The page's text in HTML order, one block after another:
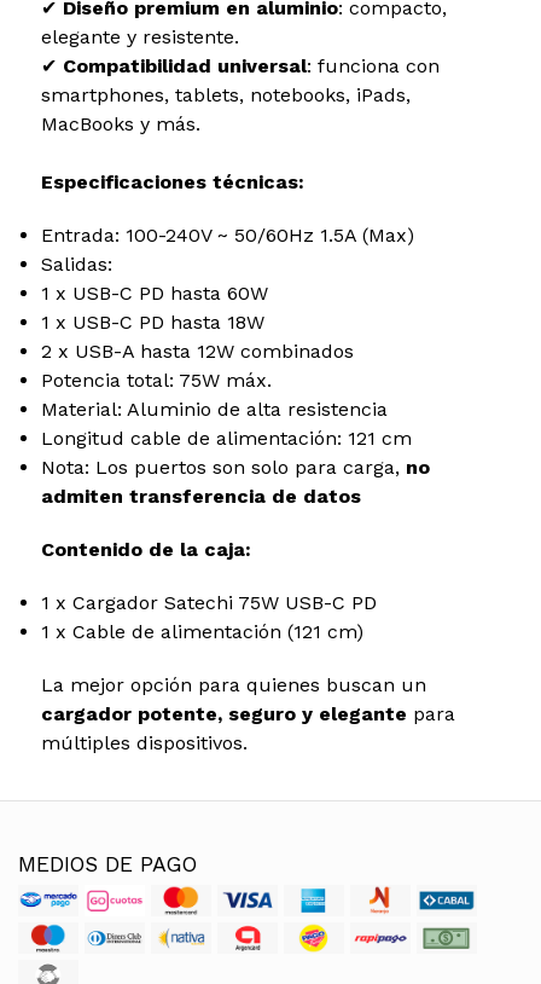
✔ Diseño premium en aluminio: compacto,
elegante y resistente.
✔ Compatibilidad universal: funciona con
smartphones, tablets, notebooks, iPads,
MacBooks y más.
Especificaciones técnicas:
Entrada: 100-240V ~ 50/60Hz 1.5A (Max)
Salidas:
1 x USB-C PD hasta 60W
1 x USB-C PD hasta 18W
2 x USB-A hasta 12W combinados
Potencia total: 75W máx.
Material: Aluminio de alta resistencia
Longitud cable de alimentación: 121 cm
Nota: Los puertos son solo para carga, no
admiten transferencia de datos
Contenido de la caja:
1 x Cargador Satechi 75W USB-C PD
1 x Cable de alimentación (121 cm)
La mejor opción para quienes buscan un
cargador potente, seguro y elegante para
múltiples dispositivos.
MEDIOS DE PAGO